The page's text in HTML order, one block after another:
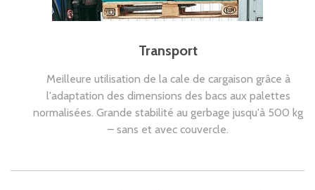
Transport
Meilleure utilisation de la cale de cargaison grâce à
l'adaptation des dimensions des bacs aux palettes
normalisées. Grande stabilité au gerbage jusqu'à 500 kg
– sans et avec couvercle.